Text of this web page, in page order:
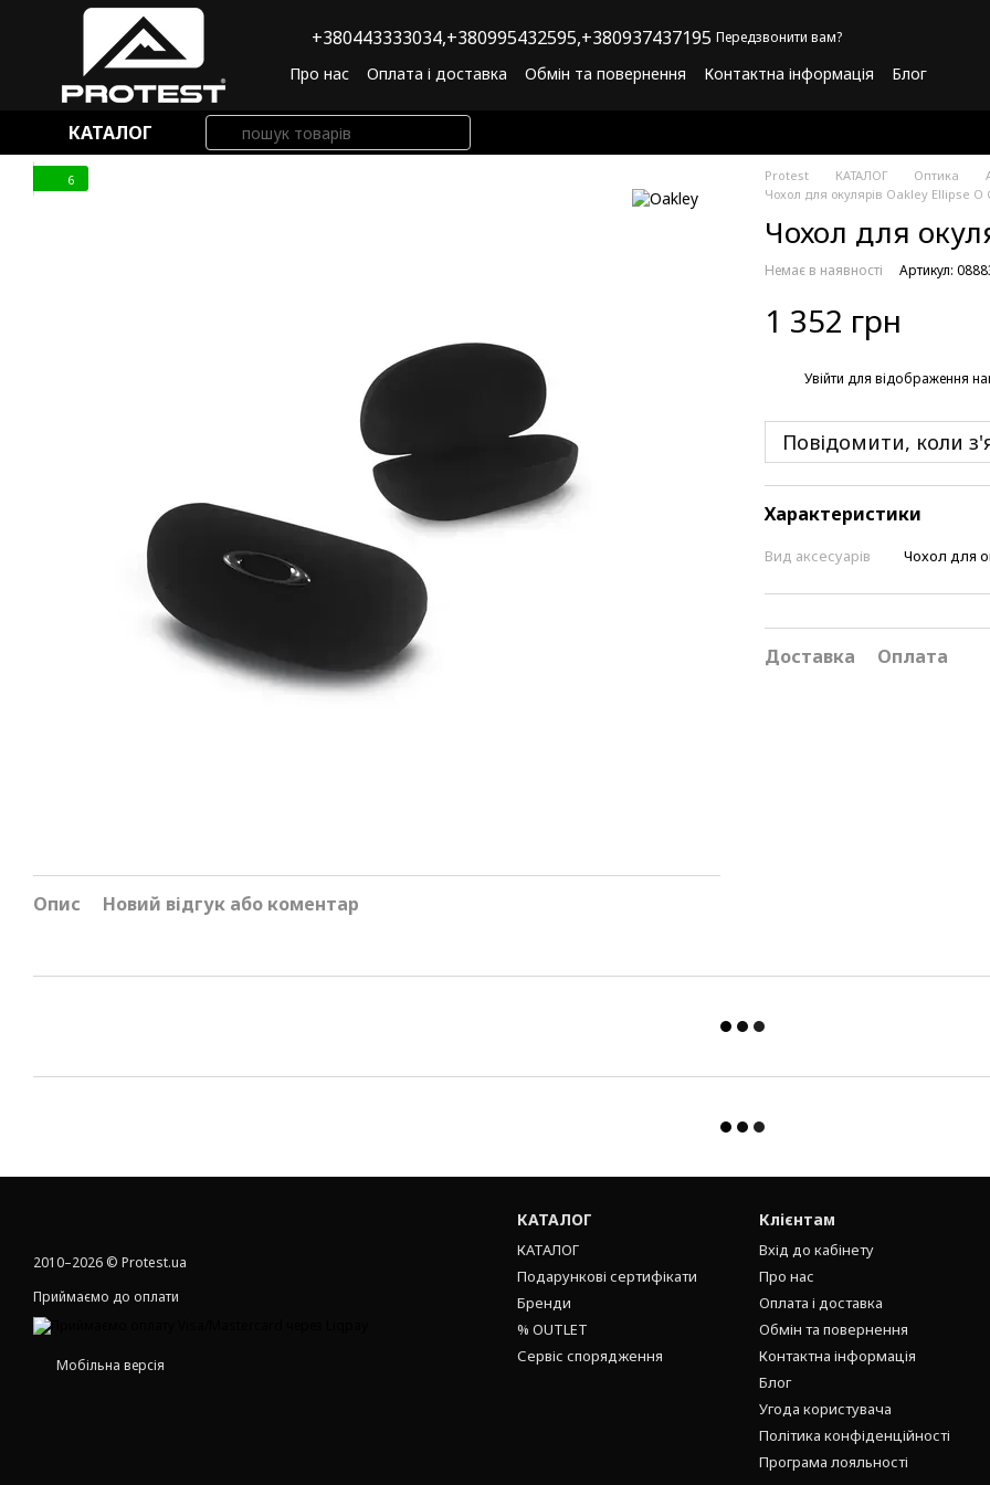
Перейти до основного контенту
+380443333034,+380995432595,+380937437195 Передзвонити вам?
Про нас Оплата і доставка Обмін та повернення Контактна інформація
Блог
КАТАЛОГ
6
Опис Новий відгук або коментар
Protest КАТАЛОГ Оптика
Чохол для окулярів Oakley Ellipse O
Чохол для
Немає в наявності Артикул:
1 352 грн
Увійти для відображення
Повідомити, коли
Характеристики
Вид аксесуарів Чохол для
Доставка Оплата
2010–2026 © Protest.ua
Приймаємо до оплати
Мобільна версія
КАТАЛОГ
КАТАЛОГ
Подарункові сертифікати
Бренди
% OUTLET
Сервіс спорядження
Клієнтам
Вхід до кабінету
Про нас
Оплата і доставка
Обмін та повернення
Контактна інформація
Блог
Угода користувача
Політика конфіденційності
Програма лояльності